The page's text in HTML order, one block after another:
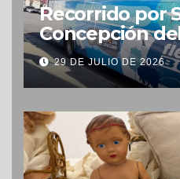
Recorrido por
Concepción
29 DE JULIO DE 2026